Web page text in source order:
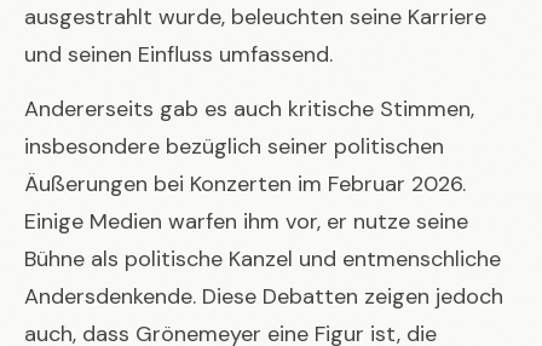
ausgestrahlt wurde, beleuchten seine Karriere
und seinen Einfluss umfassend.
Andererseits gab es auch kritische Stimmen,
insbesondere bezüglich seiner politischen
Äußerungen bei Konzerten im Februar 2026.
Einige Medien warfen ihm vor, er nutze seine
Bühne als politische Kanzel und entmenschliche
Andersdenkende. Diese Debatten zeigen jedoch
auch, dass Grönemeyer eine Figur ist, die